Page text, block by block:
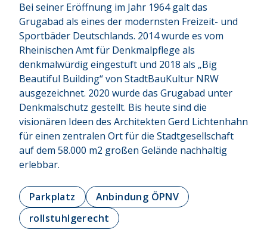
Bei seiner Eröffnung im Jahr 1964 galt das
Grugabad als eines der modernsten Freizeit- und
Sportbäder Deutschlands. 2014 wurde es vom
Rheinischen Amt für Denkmalpflege als
denkmalwürdig eingestuft und 2018 als „Big
Beautiful Building“ von StadtBauKultur NRW
ausgezeichnet. 2020 wurde das Grugabad unter
Denkmalschutz gestellt. Bis heute sind die
visionären Ideen des Architekten Gerd Lichtenhahn
für einen zentralen Ort für die Stadtgesellschaft
auf dem 58.000 m2 großen Gelände nachhaltig
erlebbar.
Parkplatz
Anbindung ÖPNV
rollstuhlgerecht